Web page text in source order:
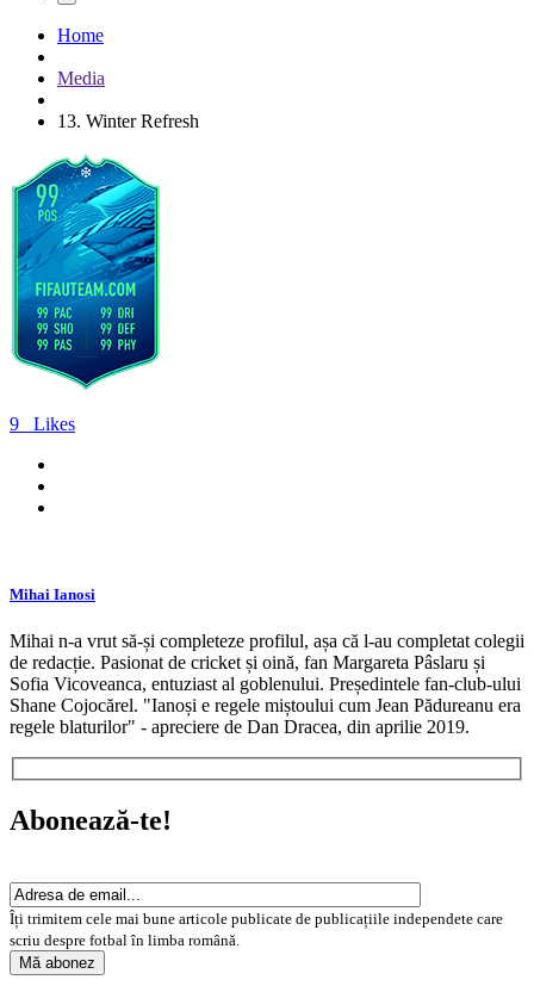
Home
Media
13. Winter Refresh
9 Likes
Mihai Ianosi
Mihai n-a vrut să-și completeze profilul, așa că l-au completat colegii
de redacție. Pasionat de cricket și oină, fan Margareta Pâslaru și
Sofia Vicoveanca, entuziast al goblenului. Președintele fan-club-ului
Shane Cojocărel. "Ianoși e regele miștoului cum Jean Pădureanu era
regele blaturilor" - apreciere de Dan Dracea, din aprilie 2019.
Abonează-te!
Îți trimitem cele mai bune articole publicate de publicațiile independete care
scriu despre fotbal în limba română.